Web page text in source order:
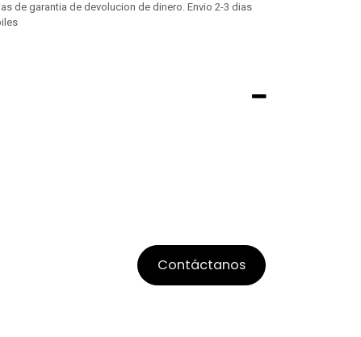
de garantia de devolucion de dinero. Envio 2-3 dias
Contáctanos